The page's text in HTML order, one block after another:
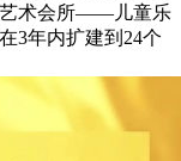
艺术会所——儿童乐
3年内扩建到24个